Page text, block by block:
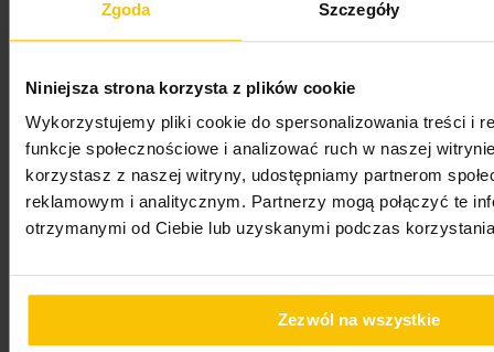
Zgoda Szczegóły
Niniejsza strona korzysta z plików cookie
Wykorzystujemy pliki cookie do spersonalizowania treści i
funkcje społecznościowe i analizować ruch w naszej
korzystasz z naszej witryny, udostępniamy partnerom
reklamowym i analitycznym. Partnerzy mogą połączyć te
otrzymanymi od Ciebie lub uzyskanymi podczas
Zezwól na wszystkie
Newsletter
Zapisz się do newslettera i odbierz 5% rabatu na
pierwsze zakupy! Bądź na bieżąco, otrzymuj najlepsze
oferty
Adres e-mail
Oświadczam, że zapoznałem/zapoznałam się z
Regulaminu newsletteraorazPolityką
Prywatności.